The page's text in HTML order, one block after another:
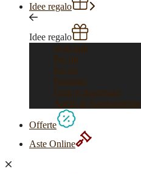
Idee regalo
Idee regalo
Vedi tutti
Per lui
Per lei
Bambini
Feste e ricorrenze
Anelli di fidanzamento
Offerte
Aste Online